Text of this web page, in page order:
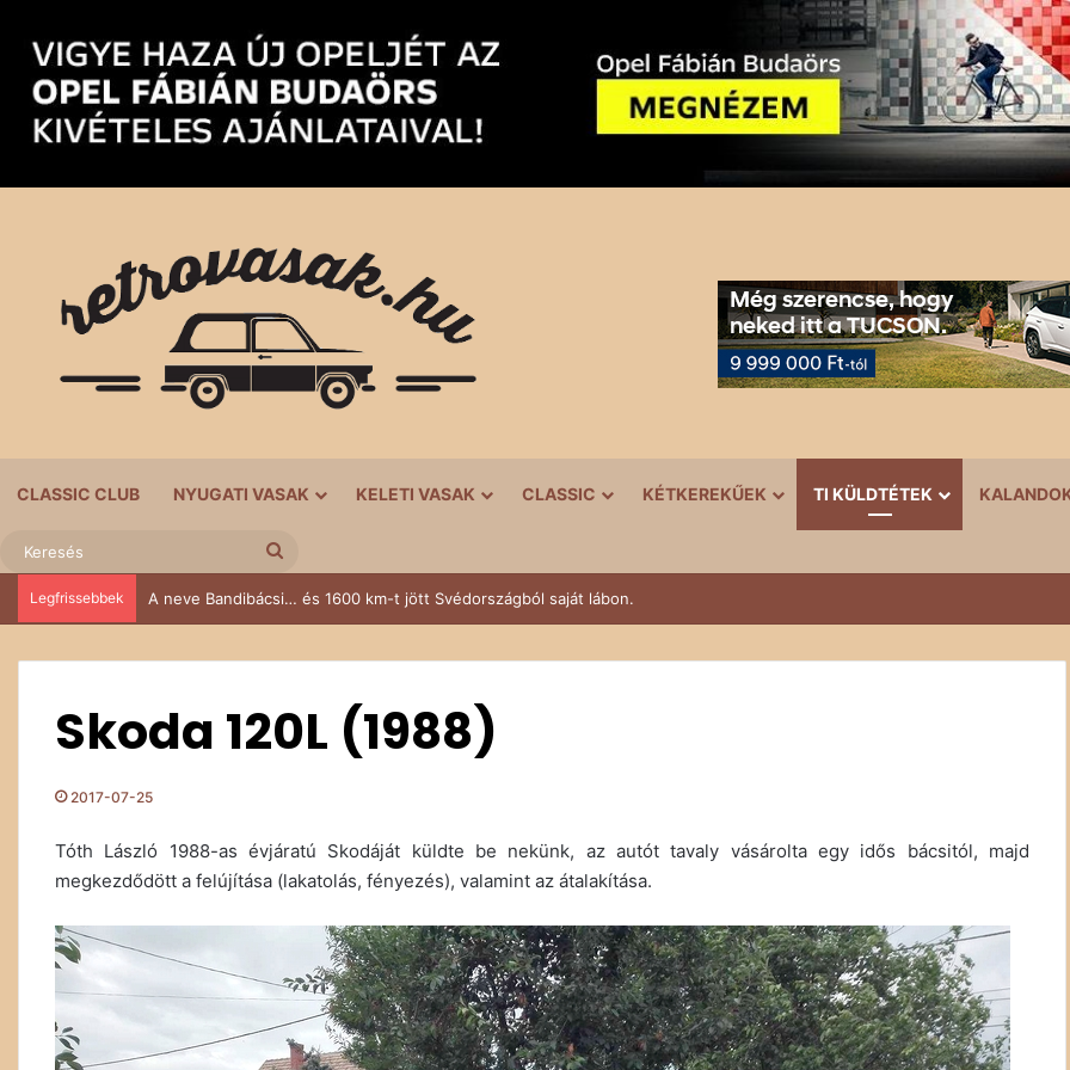
CLASSIC CLUB NYUGATI VASAK KELETI VASAK CLASSIC KÉTKEREKŰEK TI KÜLDTÉTEK
Legfrissebbek Az öreg 104-es, aki nem tudott nemet mondani
Skoda 120L (1988)
2017-07-25
Tóth László 1988-as évjáratú Skodáját küldte be nekünk, az autót tavaly vásárolta egy idős bácsitól, majd
megkezdődött a felújítása (lakatolás, fényezés), valamint az átalakítása.